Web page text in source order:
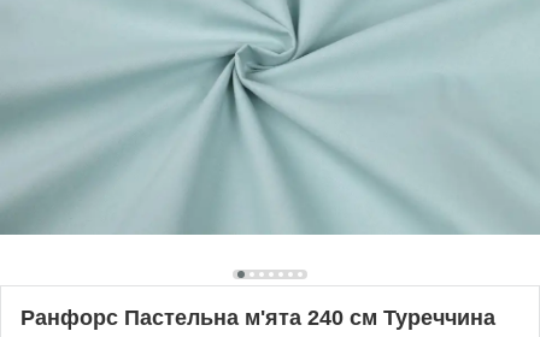
Ранфорс Пастельна м'ята 240 см Туреччина